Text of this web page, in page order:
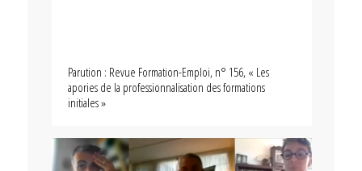
Parution : Revue Formation-Emploi, n° 156, « Les
apories de la professionnalisation des formations
initiales »